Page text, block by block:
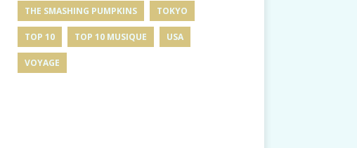
THE SMASHING PUMPKINS TOKYO
TOP 10 TOP 10 MUSIQUE USA
VOYAGE